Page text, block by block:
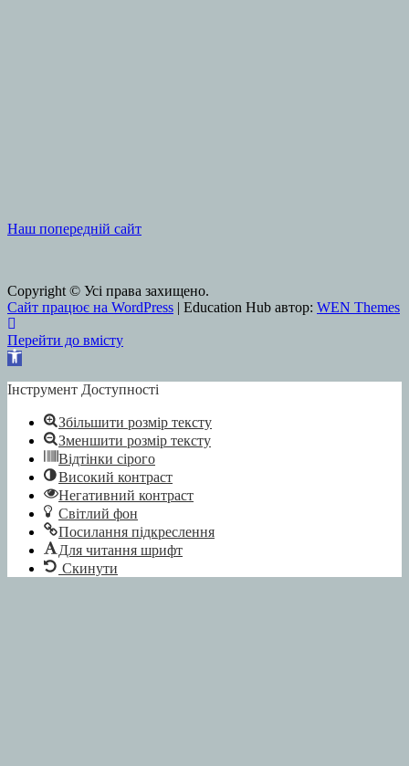
Наш попередній сайт
Copyright © Усі права захищено.
Сайт працює на WordPress | Education Hub автор: WEN Themes
Перейти до вмісту
Відкрити Панель інструментів
Інструмент Доступності
Збільшити розмір тексту
Зменшити розмір тексту
Відтінки сірого
Високий контраст
Негативний контраст
Світлий фон
Посилання підкреслення
Для читання шрифт
Скинути